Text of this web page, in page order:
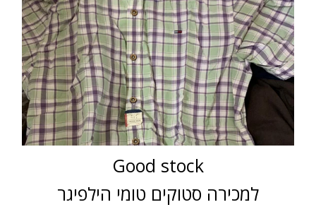
Good stock
למכירה סטוקים טומי הילפיגר